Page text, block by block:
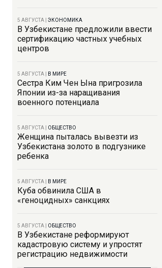
5 АВГУСТА ЭКОНОМИКА
В Узбекистане предложили ввести
сертификацию частных учебных
центров
5 АВГУСТА В МИРЕ
Сестра Ким Чен Ына пригрозила
Японии из-за наращивания
военного потенциала
5 АВГУСТА ОБЩЕСТВО
Женщина пыталась вывезти из
Узбекистана золото в подгузнике
ребенка
5 АВГУСТА В МИРЕ
Куба обвинила США в
«геноцидных» санкциях
5 АВГУСТА ОБЩЕСТВО
В Узбекистане реформируют
кадастровую систему и упростят
регистрацию недвижимости